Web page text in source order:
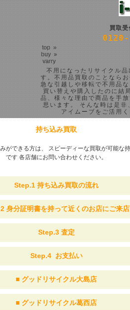
買取受
top»
buy»
varry
不用になったリサイクル
す。不用品買取のことなら
急な引越しや移転で不用品
買い替えや購入したのに結
品、様々な理由で商品を手
思います。 そんな時は是非
アイムーブをご活用
持ち込み買取
ができる方は、 スピーディーな買取が可能な
です 各店舗にお問い合わせください。
Step.1持ち込み買取の流れ
身分証明書を持って近くのお店にご来店
Step.3査定
Step.4お支払い
■ グッドリサイクル大島店
■ グッドリサイクル葛西店